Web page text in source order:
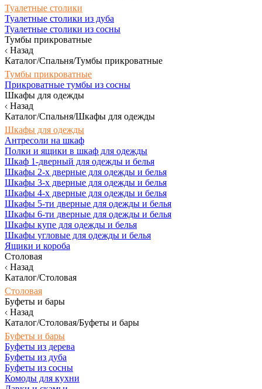
Туалетные столики
Туалетные столики из дуба
Туалетные столики из сосны
Тумбы прикроватные
Назад
Каталог/Спальня/Тумбы прикроватные
Тумбы прикроватные
Прикроватные тумбы из сосны
Шкафы для одежды
Назад
Каталог/Спальня/Шкафы для одежды
Шкафы для одежды
Антресоли на шкаф
Полки и ящики в шкаф для одежды
Шкаф 1-дверный для одежды и белья
Шкафы 2-х дверные для одежды и белья
Шкафы 3-х дверные для одежды и белья
Шкафы 4-х дверные для одежды и белья
Шкафы 5-ти дверные для одежды и белья
Шкафы 6-ти дверные для одежды и белья
Шкафы купе для одежды и белья
Шкафы угловые для одежды и белья
Ящики и короба
Столовая
Назад
Каталог/Столовая
Столовая
Буфеты и бары
Назад
Каталог/Столовая/Буфеты и бары
Буфеты и бары
Буфеты из дерева
Буфеты из дуба
Буфеты из сосны
Комоды для кухни